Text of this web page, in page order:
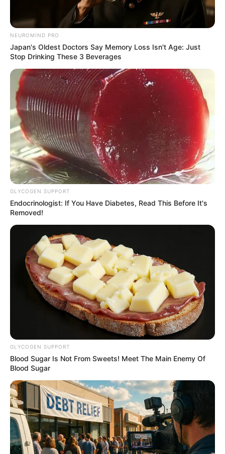
The Chapel Of Sound Amphitheater - Architectural
Marvels
BRAINBERRIES
Why Big Bang Theory Fans Despise These 8
Characters
BRAINBERRIES
You Wouldn't Believe It If It Wasn't Caught On
Camera!
NEUROMIND PRO
Japan's Oldest Doctors Say Memory Loss Isn't Age: Just
Stop Drinking These 3 Beverages
GLYCOGEN SUPPORT
Endocrinologist: If You Have Diabetes, Read This Before It's
Removed!
GLYCOGEN SUPPORT
Blood Sugar Is Not From Sweets! Meet The Main Enemy Of
Blood Sugar